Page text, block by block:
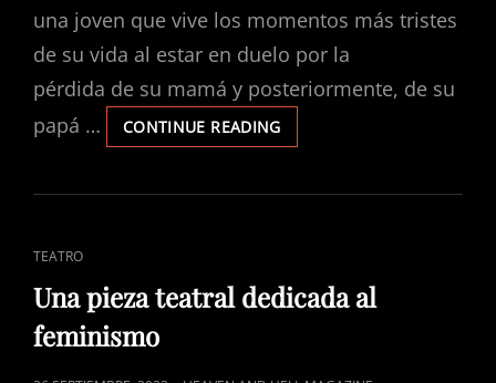
una joven que vive los momentos más tristes
de su vida al estar en duelo por la
pérdida de su mamá y posteriormente, de su
papá …
CONTINUE READINGUNA
OBRA
REENCONTRARTE
INCONDICIONAL
CAT
LINKS
TEATRO
Una pieza teatral dedicada al
feminismo